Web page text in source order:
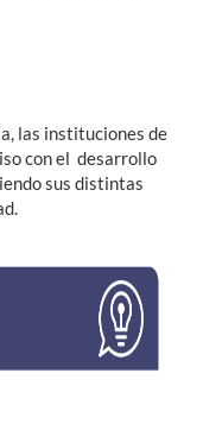
las instituciones de
con el desarrollo
sus distintas